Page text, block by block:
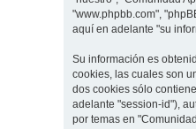
"www.phpbb.com",
aquí en adelante "su
Su información es
cookies, las cuales son
dos cookies sólo
adelante "session-id"),
por temas en